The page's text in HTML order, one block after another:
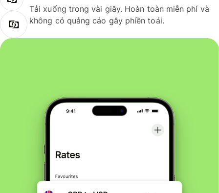
Tải xuống trong vài giây. Hoàn toàn miễn phí và
không có quảng cáo gây phiền toái.